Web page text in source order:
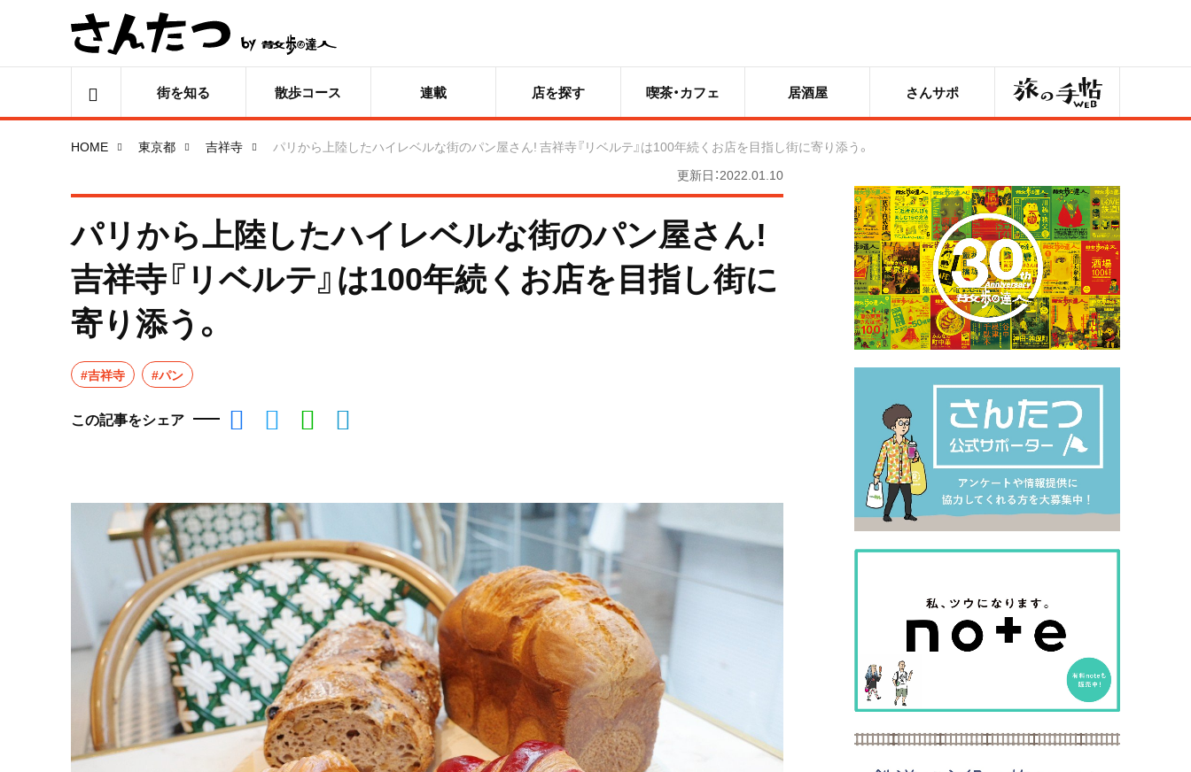
街を知る 散歩コース 連載 店を探す 喫茶・カフェ 居酒屋 さんサポ 旅の手帖
HOME 東京都 吉祥寺
パリから上陸したハイレベルな街のパン屋さん! 吉祥寺『リベルテ』は100年続くお店を目指し街に寄り添う。
更新日：2022.01.10
パリから上陸したハイレベルな街のパン屋さん!
吉祥寺『リベルテ』は100年続くお店を目指し街に
寄り添う。
#吉祥寺 #パン
この記事をシェア